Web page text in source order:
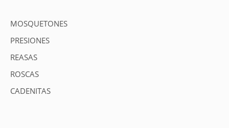
MOSQUETONES
PRESIONES
REASAS
ROSCAS
CADENITAS